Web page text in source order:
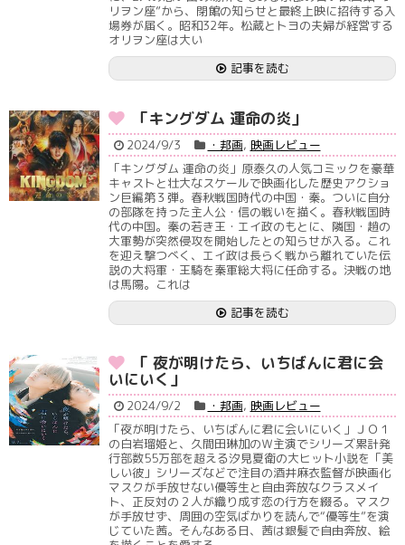
リヲン座”から、閉館の知らせと最終上映に招待する入
場券が届く。昭和32年。松蔵とトヨの夫婦が経営する
オリヲン座は大い
記事を読む
「キングダム 運命の炎」
2024/9/3 ・邦画, 映画レビュー
「キングダム 運命の炎」原泰久の人気コミックを豪華
キャストと壮大なスケールで映画化した歴史アクショ
ン巨編第３弾。春秋戦国時代の中国・秦。ついに自分
の部隊を持った主人公・信の戦いを描く。春秋戦国時
代の中国。秦の若き王・エイ政のもとに、隣国・趙の
大軍勢が突然侵攻を開始したとの知らせが入る。これ
を迎え撃つべく、エイ政は長らく戦から離れていた伝
説の大将軍・王騎を秦軍総大将に任命する。決戦の地
は馬陽。これは
記事を読む
「 夜が明けたら、いちばんに君に会
いにいく」
2024/9/2 ・邦画, 映画レビュー
「夜が明けたら、いちばんに君に会いにいく」ＪＯ１
の白岩瑠姫と、久間田琳加のＷ主演でシリーズ累計発
行部数55万部を超える汐見夏衛の大ヒット小説を「美
しい彼」シリーズなどで注目の酒井麻衣監督が映画化
マスクが手放せない優等生と自由奔放なクラスメイ
ト、正反対の２人が織り成す恋の行方を綴る。マスク
が手放せず、周囲の空気ばかりを読んで“優等生”を演
じていた茜。そんなある日、茜は銀髪で自由奔放、絵